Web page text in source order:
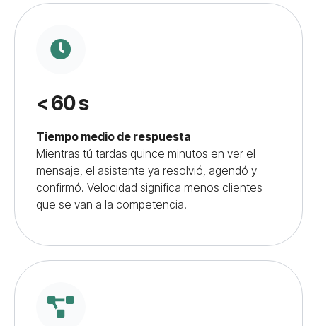
<60 s
Tiempo medio de respuesta
Mientras tú tardas quince minutos en ver el
mensaje, el asistente ya resolvió, agendó y
confirmó. Velocidad significa menos clientes
que se van a la competencia.